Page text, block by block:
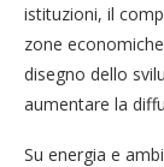
istituzioni, il
zone
disegno dello
aumentare la
Su energia e